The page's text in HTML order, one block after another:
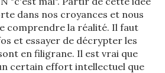
dans nos croyances et nous
comprendre la réalité. Il faut
et essayer de décrypter les
en filigrane. Il est vrai que
certain effort intellectuel que